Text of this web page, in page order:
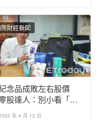
財經新聞
念品成敗左右股價
股達人：別小看「小
股東」帶客力
年 4 月 12 日